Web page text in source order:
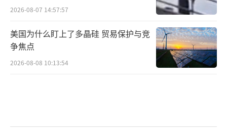
2026-08-07 14:57:57
美国为什么盯上了多晶硅 贸易保护与竞
争焦点
2026-08-08 10:13:54